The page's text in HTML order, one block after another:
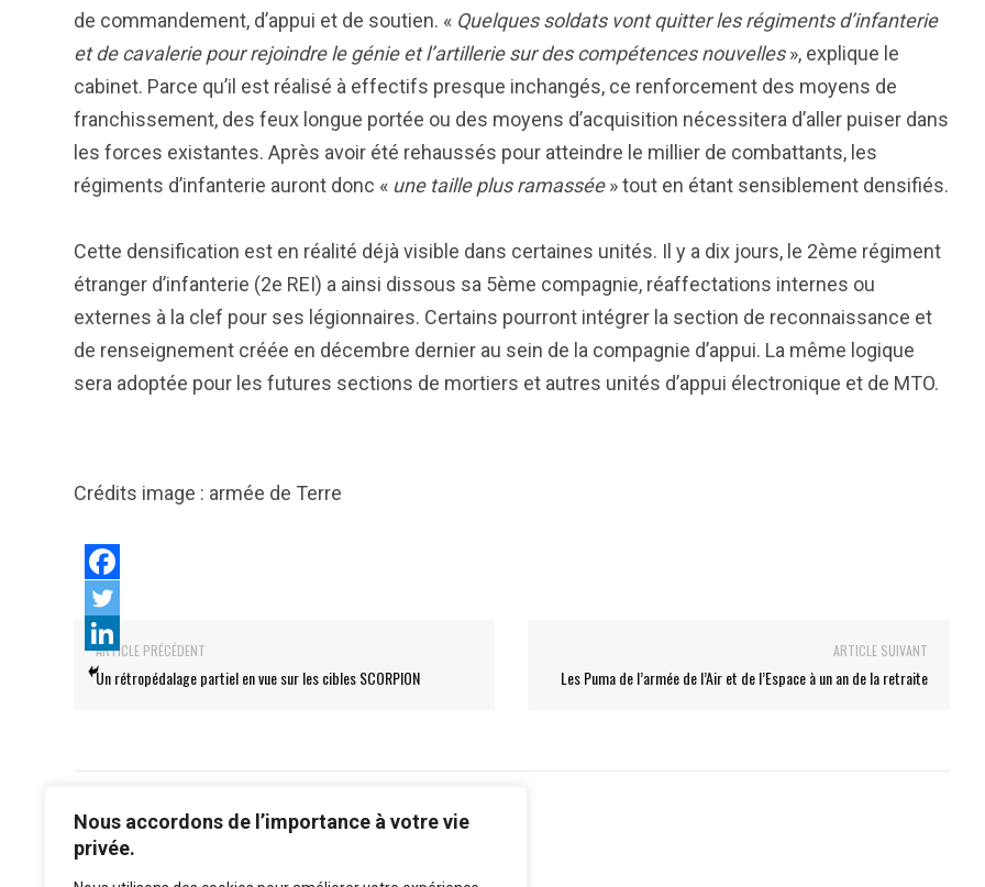
Nous accordons de l’importance à votre vie
privée.
de commandement, d’appui et de soutien. « Quelques soldats vont quitter les régiments d’infanterie
et de cavalerie pour rejoindre le génie et l’artillerie sur des compétences nouvelles», explique le
cabinet. Parce qu’il est réalisé à effectifs presque inchangés, ce renforcement des moyens de
franchissement, des feux longue portée ou des moyens d’acquisition nécessitera d’aller puiser dans
les forces existantes. Après avoir été rehaussés pour atteindre le millier de combattants, les
régiments d’infanterie auront donc « une taille plus ramassée» tout en étant sensiblement densifiés.
Cette densification est en réalité déjà visible dans certaines unités. Il y a dix jours, le 2ème régiment
étranger d’infanterie (2e REI) a ainsi dissous sa 5ème compagnie, réaffectations internes ou
externes à la clef pour ses légionnaires. Certains pourront intégrer la section de reconnaissance et
de renseignement créée en décembre dernier au sein de la compagnie d’appui. La même logique
sera adoptée pour les futures sections de mortiers et autres unités d’appui électronique et de MTO.
Crédits image : armée de Terre
ARTICLE PRÉCÉDENT
Un rétropédalage partiel en vue sur les cibles SCORPION
ARTICLE SUIVANT
Les Puma de l’armée de l’Air et de l’Espace à un an de la retraite